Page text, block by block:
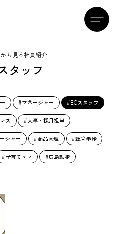
ら見る社員紹介
タッフ
#マネージャー #ECスタッフ
ス #人事・採用担当
ジャー #商品管理 #総合事務
#子育てママ #広島勤務